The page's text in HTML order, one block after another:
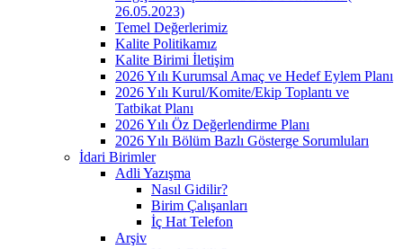
26.05.2023)
Temel Değerlerimiz
Kalite Politikamız
Kalite Birimi İletişim
2026 Yılı Kurumsal Amaç ve Hedef Eylem Planı
2026 Yılı Kurul/Komite/Ekip Toplantı ve
Tatbikat Planı
2026 Yılı Öz Değerlendirme Planı
2026 Yılı Bölüm Bazlı Gösterge Sorumluları
İdari Birimler
Adli Yazışma
Nasıl Gidilir?
Birim Çalışanları
İç Hat Telefon
Arşiv